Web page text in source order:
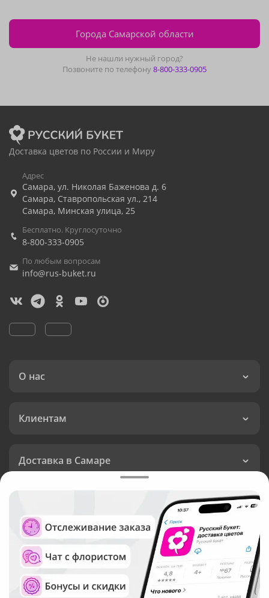
Города Самарской области
Не нашли нужный город?
Позвоните по телефону8-800-333-0905
Доставка цветов по России и Миру
Адрес
Самара, ул. Николая Баженова д. 6
Самара, Ставропольская ул., 214
Самара, Минская улица, 25
Бесплатно. Круглосуточно
8-800-333-0905
По любым вопросам
info@rus-buket.ru
О нас
Клиентам
Доставка в Самаре
Язык интерфейса:
Служба круглосуточной доставки цветов в Самаре
Русский Букет, 2026